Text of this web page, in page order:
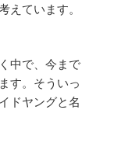
えています。
中で、今まで
す。そういっ
ドヤングと名